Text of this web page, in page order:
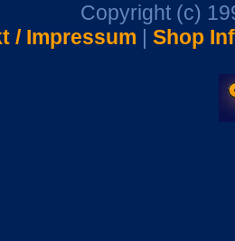
Copyright (c)
/ Impressum | Shop